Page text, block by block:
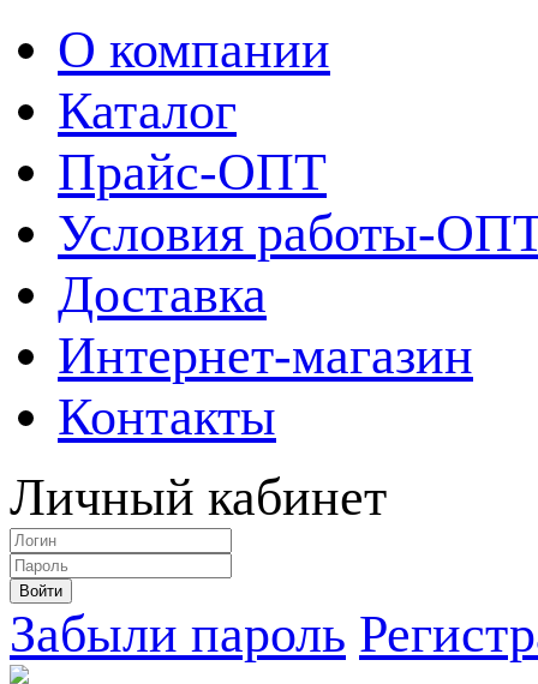
О компании
Каталог
Прайс-ОПТ
Условия работы-
Доставка
Интернет-магазин
Контакты
Личный кабинет
Забыли пароль